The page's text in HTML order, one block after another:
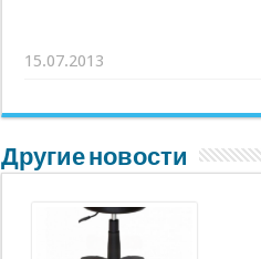
15.07.2013
Другие новости